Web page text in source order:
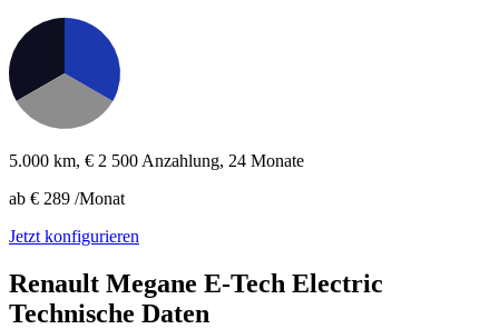
5.000 km, € 2 500 Anzahlung, 24 Monate
ab € 289 /Monat
Jetzt konfigurieren
Renault Megane E-Tech Electric
Technische Daten